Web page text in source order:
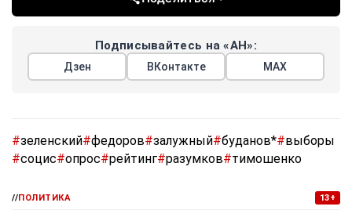
Подписывайтесь на «АН»:
Дзен ВКонтакте МАХ
#зеленский#федоров#залужный#буданов*#выборы
#социс#опрос#рейтинг#разумков#тимошенко
//ПОЛИТИКА 13+